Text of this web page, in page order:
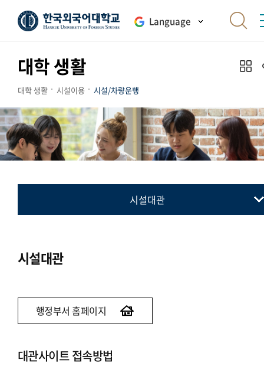
Language
대학 생활
대학 생활 시설이용 시설/차량운행
시설대관
시설대관
행정부서 홈페이지
대관사이트 접속방법